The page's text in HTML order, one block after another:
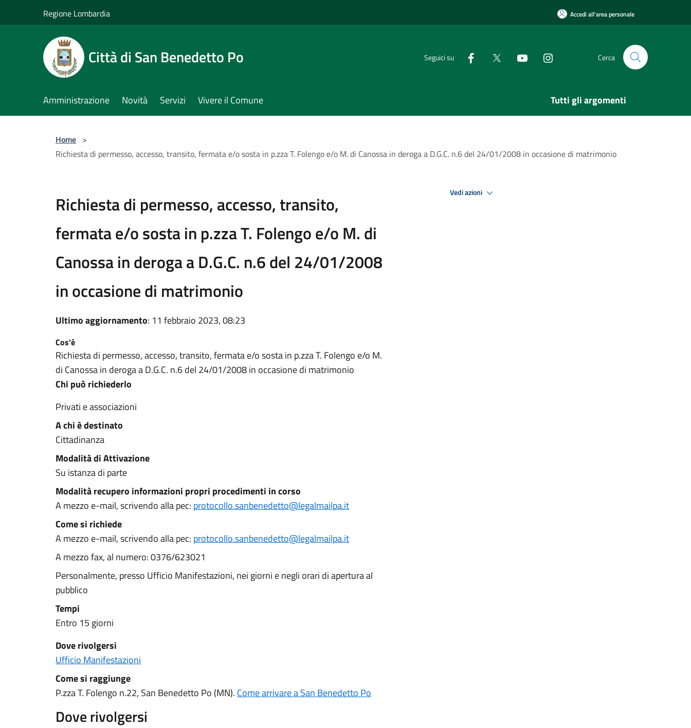
Regione Lombardia Accedi all'area personale
Città di San Benedetto Po Seguici su Cerca
Amministrazione Novità Servizi Vivere il Comune Tutti gli argomenti
Home >
Richiesta di permesso, accesso, transito, fermata e/o sosta in p.zza T. Folengo e/o M. di Canossa in deroga a D.G.C. n.6 del 24/01/2008 in occasione di matrimonio
Richiesta di permesso, accesso, transito,
fermata e/o sosta in p.zza T. Folengo e/o M. di
Canossa in deroga a D.G.C. n.6 del 24/01/2008
in occasione di matrimonio
Ultimo aggiornamento: 11 febbraio 2023, 08:23
Cos'è
Richiesta di permesso, accesso, transito, fermata e/o sosta in p.zza T. Folengo e/o M.
di Canossa in deroga a D.G.C. n.6 del 24/01/2008 in occasione di matrimonio
Chi può richiederlo
Privati e associazioni
A chi è destinato
Cittadinanza
Modalità di Attivazione
Su istanza di parte
Modalità recupero informazioni propri procedimenti in corso
A mezzo e-mail, scrivendo alla pec: protocollo.sanbenedetto@legalmailpa.it
Come si richiede
A mezzo e-mail, scrivendo alla pec: protocollo.sanbenedetto@legalmailpa.it
A mezzo fax, al numero: 0376/623021
Personalmente, presso Ufficio Manifestazioni, nei giorni e negli orari di apertura al
pubblico
Tempi
Entro 15 giorni
Dove rivolgersi
Ufficio Manifestazioni
Come si raggiunge
P.zza T. Folengo n.22, San Benedetto Po (MN). Come arrivare a San Benedetto Po
Dove rivolgersi
Vedi azioni